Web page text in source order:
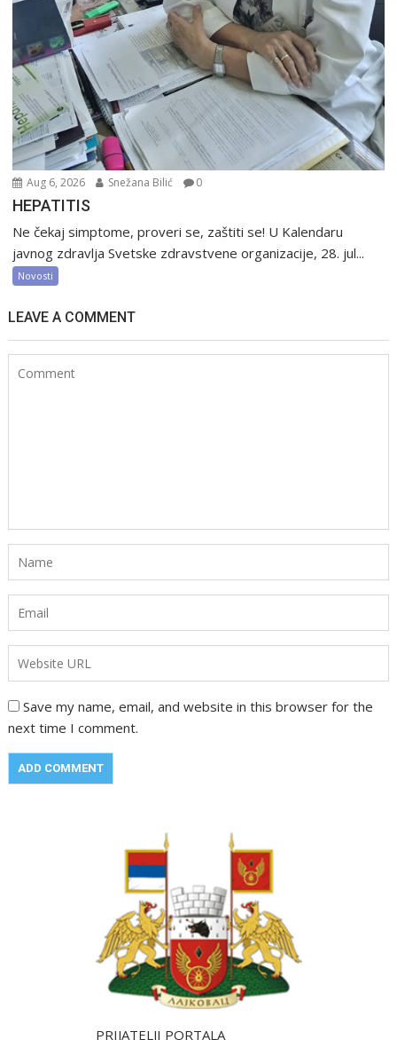
Aug 6, 2026 Snežana Bilić 0
HEPATITIS
Ne čekaj simptome, proveri se, zaštiti se! U Kalendaru
javnog zdravlja Svetske zdravstvene organizacije, 28. jul...
Novosti
LEAVE A COMMENT
Save my name, email, and website in this browser for the
next time I comment.
PRIJATELJI PORTALA